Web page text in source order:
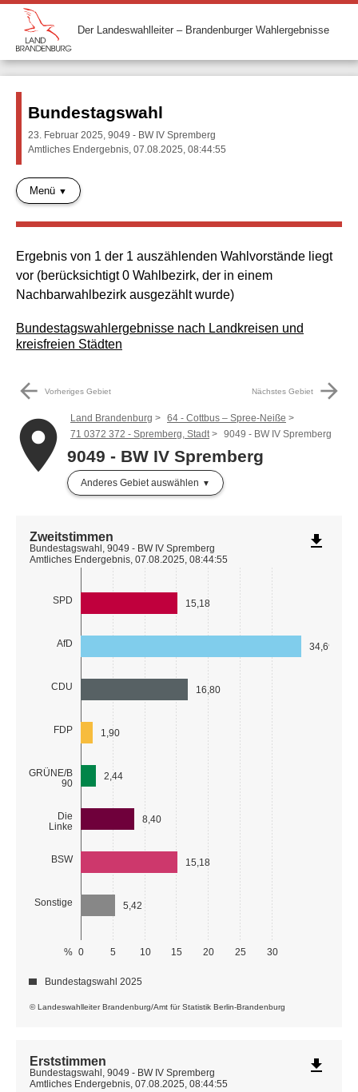
Der Landeswahlleiter – Brandenburger Wahlergebnisse
Bundestagswahl
23. Februar 2025, 9049 - BW IV Spremberg
Amtliches Endergebnis, 07.08.2025, 08:44:55
Menü
Ergebnis von 1 der 1 auszählenden Wahlvorstände liegt
vor (berücksichtigt 0 Wahlbezirk, der in einem
Nachbarwahlbezirk ausgezählt wurde)
Bundestagswahlergebnisse nach Landkreisen und
kreisfreien Städten
arrow_back Vorheriges Gebiet Nächstes Gebiet arrow_forward
placeLand Brandenburg
64 - Cottbus – Spree-Neiße
71 0372 372 - Spremberg, Stadt
9049 - BW IV Spremberg
9049 - BW IV Spremberg
Anderes Gebiet auswählen
SPD
AfD
CDU
FDP
GRÜNE/B
90
Die
Linke
BSW
Sonstige
0 5 10 15 20 25 30
%
15,18
34,69
16,80
1,90
2,44
8,40
15,18
5,42
© Landeswahlleiter Brandenburg/Amt für Statistik Berlin-Brandenburg
Zweitstimmen
Bundestagswahl, 9049 - BW IV Spremberg
Amtliches Endergebnis, 07.08.2025, 08:44:55
Bundestagswahl 2025
file_download
Erststimmen
Bundestagswahl, 9049 - BW IV Spremberg
Amtliches Endergebnis, 07.08.2025, 08:44:55
file_download